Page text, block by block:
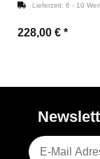
Lieferzeit: 6 - 10
228,00 € *